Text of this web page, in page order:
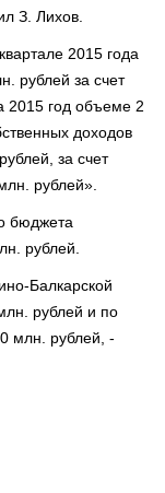
З. Лихов.
2015 года
рублей за счет
2015 год объеме 2
доходов
за счет
рублей».
бюджета
рублей.
Балкарской
рублей и по
млн. рублей, -